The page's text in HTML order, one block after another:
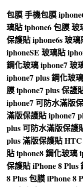
包膜手機包膜
璃貼iphone6 包膜玻
保護貼iphone6s 玻璃
iphoneSE 玻璃貼
鋼化玻璃iphone7 玻
iphone7 plus 鋼化玻璃
膜iphone7 plus 保護
iphone7 可防水滿版
滿版保護貼iphone7
plus 可防水滿版保護
plus 滿版保護貼
貼iphone8 鋼化玻璃
保護貼iPhone 8 Plus
8 Plus 包膜iPhone 8